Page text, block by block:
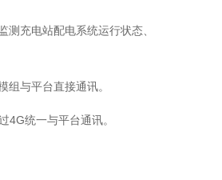
充电站配电系统运行状态、
与平台直接通讯。
4G统一与平台通讯。